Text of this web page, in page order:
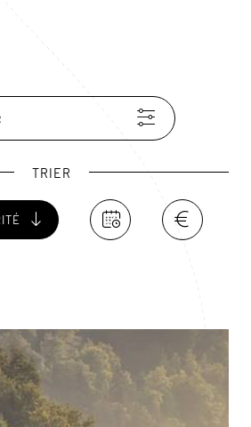
ruelle piétonne pittoresque bordée
recherchez un voyage orienté
TRIER